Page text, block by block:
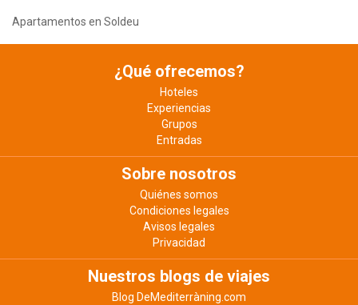
Apartamentos en Soldeu
¿Qué ofrecemos?
Hoteles
Experiencias
Grupos
Entradas
Sobre nosotros
Quiénes somos
Condiciones legales
Avisos legales
Privacidad
Nuestros blogs de viajes
Blog DeMediterràning.com